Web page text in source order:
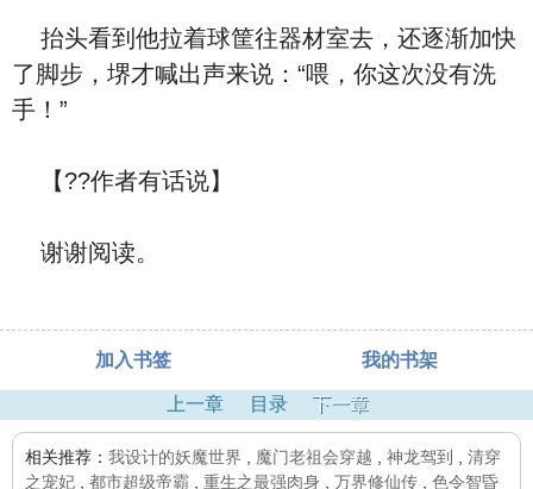
抬头看到他拉着球筐往器材室去，还逐渐加快
了脚步，堺才喊出声来说：“喂，你这次没有洗
手！”
【??作者有话说】
谢谢阅读。
加入书签 我的书架
上一章 目录 下一章
相关推荐： 我设计的妖魔世界 魔门老祖会穿越 神龙驾到
清穿
之宠妃
都市超级帝霸 重生之最强肉身 万界修仙传 色令智昏